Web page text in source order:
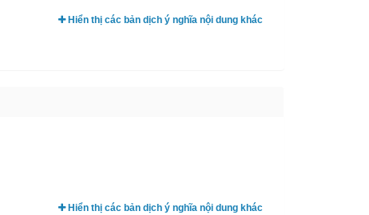
Hiển thị các bản dịch ý nghĩa nội dung khác
Hiển thị các bản dịch ý nghĩa nội dung khác